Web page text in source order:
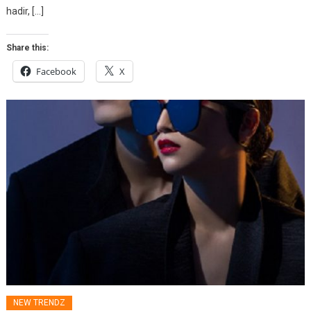
hadir, […]
Share this:
Facebook X
NEW TRENDZ